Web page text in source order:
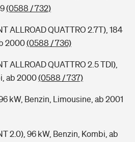
(0588 / 732)
ALLROAD QUATTRO 2.7T), 184
2000(0588 / 736)
ALLROAD QUATTRO 2.5 TDI),
ab 2000(0588 / 737)
kW, Benzin, Limousine, ab 2001
2.0), 96 kW, Benzin, Kombi, ab